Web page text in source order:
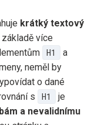
krátký textový
více
H1
a
neměl by
o dané
s
H1
je
a nevalidnímu